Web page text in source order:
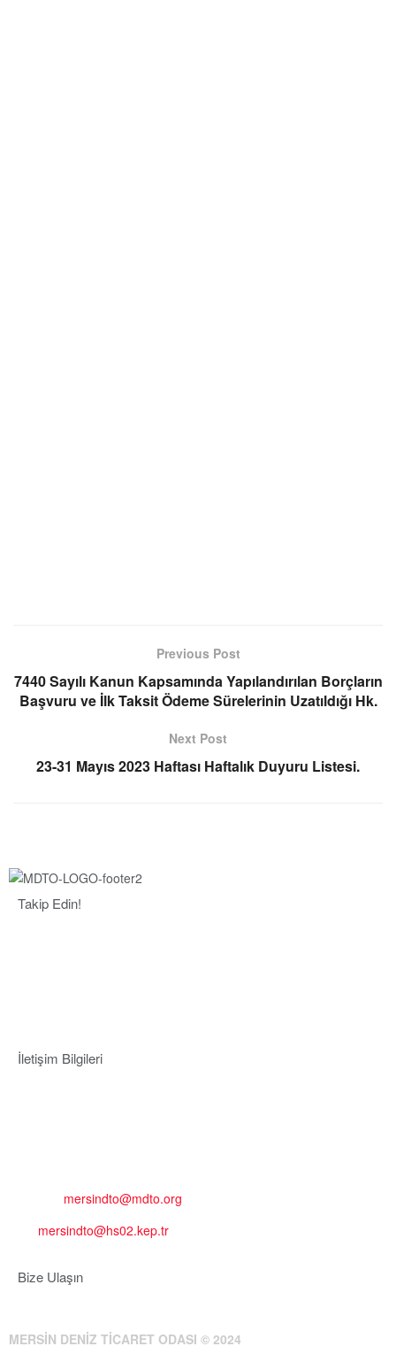
Previous Post
7440 Sayılı Kanun Kapsamında Yapılandırılan Borçların
Başvuru ve İlk Taksit Ödeme Sürelerinin Uzatıldığı Hk.
Next Post
23-31 Mayıs 2023 Haftası Haftalık Duyuru Listesi.
Takip Edin!
İletişim Bilgileri
mersindto@mdto.org
mersindto@hs02.kep.tr
Bize Ulaşın
MERSİN DENİZ TİCARET ODASI © 2024